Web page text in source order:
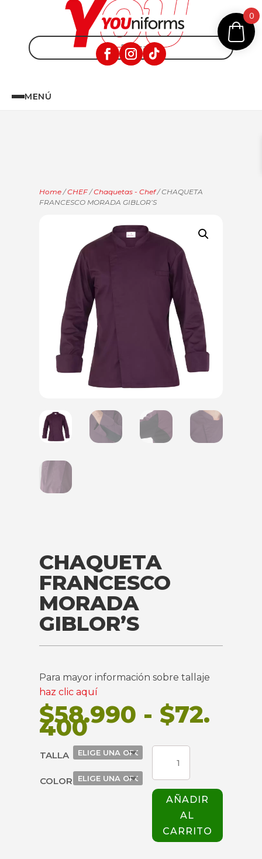
MENÚ
Home /CHEF /Chaquetas - Chef/ CHAQUETA
FRANCESCO MORADA GIBLOR’S
CHAQUETA
FRANCESCO
MORADA
GIBLOR’S
Para mayor información sobre tallaje
haz clic aquí
$58.990 - $72.
400Rango
de
precios:
desde
$58.990
hasta
$72.400
TALLA
COLOR
FRANCESCO
MORADA
GIBLOR'S
cantidadAÑADIR
AL
CARRITO
0